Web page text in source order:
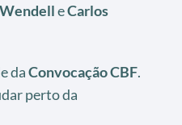
WendelleCarlos
daConvocação CBF.
perto da